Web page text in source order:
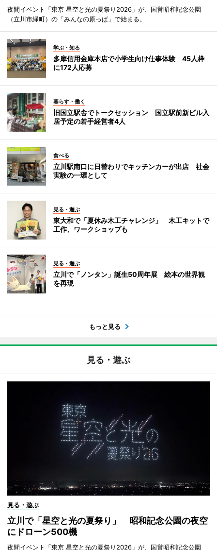
夜間イベント「東京 星空と光の夏祭り2026」が、国営昭和記念公園
（立川市緑町）の「みんなの原っぱ」で始まる。
学ぶ・知る
多摩信用金庫本店で小学生向け仕事体験 45人枠
に172人応募
暮らす・働く
旧国立駅舎でトークセッション 国立駅前新ビル入
居予定の若手経営者4人
食べる
立川駅南口に日替わりでキッチンカーが出店 社会
実験の一環として
見る・遊ぶ
東大和で「夏休み木工チャレンジ」 木工キットで
工作、ワークショップも
見る・遊ぶ
立川で「ノンタン」誕生50周年展 絵本の世界観
を再現
もっと見る
見る・遊ぶ
見る・遊ぶ
立川で「星空と光の夏祭り」 昭和記念公園の夜空
にドローン500機
夜間イベント「東京 星空と光の夏祭り2026」が、国営昭和記念公園